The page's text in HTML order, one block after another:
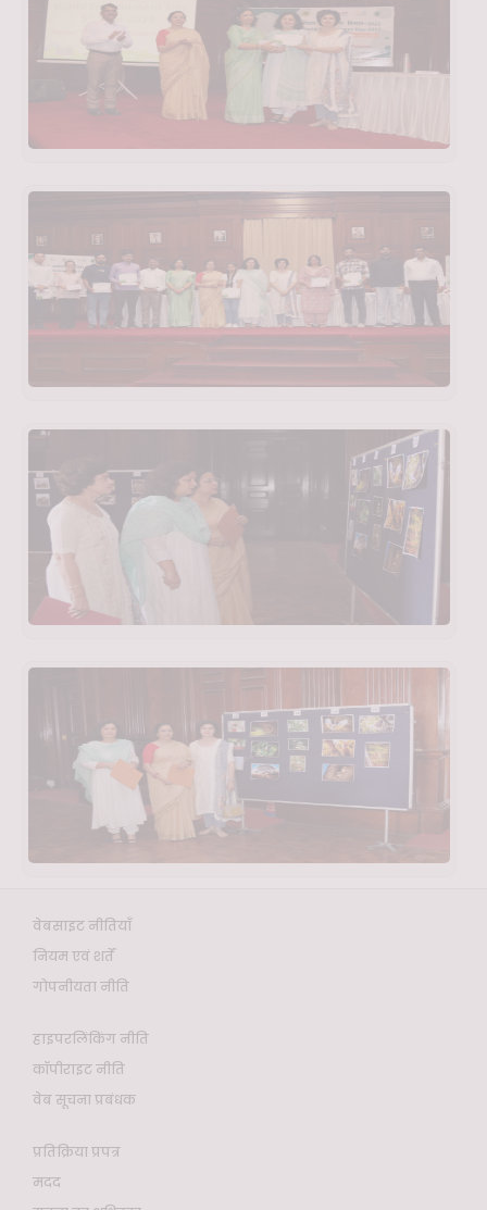
वेबसाइट नीतियाँ
नियम एवं शर्तें
गोपनीयता नीति
हाइपरलिंकिंग नीति
कॉपीराइट नीति
वेब सूचना प्रबंधक
प्रतिक्रिया प्रपत्र
मदद